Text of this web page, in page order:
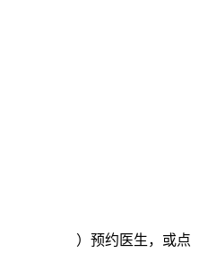
）预约医生，或点